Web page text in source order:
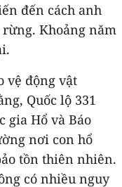
đến cách anh
Khoảng năm
vệ động vật
Quốc lộ 331
gia Hổ và Báo
nơi con hổ
tồn thiên nhiên.
có nhiều nguy